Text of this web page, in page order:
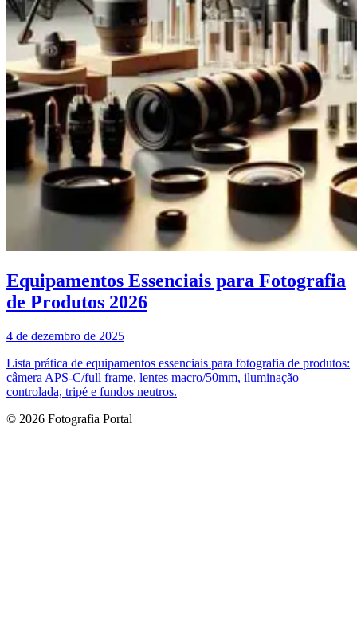
Equipamentos Essenciais para Fotografia
de Produtos 2026
4 de dezembro de 2025
Lista prática de equipamentos essenciais para fotografia de produtos:
câmera APS‑C/full frame, lentes macro/50mm, iluminação
controlada, tripé e fundos neutros.
© 2026 Fotografia Portal